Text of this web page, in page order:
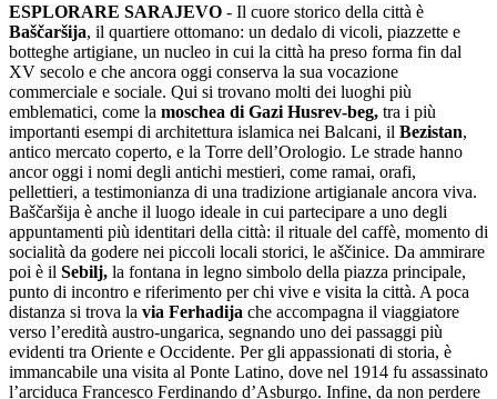
ESPLORARE SARAJEVO - Il cuore storico della città è
Baščaršija, il quartiere ottomano: un dedalo di vicoli, piazzette e
botteghe artigiane, un nucleo in cui la città ha preso forma fin dal
XV secolo e che ancora oggi conserva la sua vocazione
commerciale e sociale. Qui si trovano molti dei luoghi più
emblematici, come la moschea di Gazi Husrev-beg, tra i più
importanti esempi di architettura islamica nei Balcani, il Bezistan,
antico mercato coperto, e la Torre dell’Orologio. Le strade hanno
ancor oggi i nomi degli antichi mestieri, come ramai, orafi,
pellettieri, a testimonianza di una tradizione artigianale ancora viva.
Baščaršija è anche il luogo ideale in cui partecipare a uno degli
appuntamenti più identitari della città: il rituale del caffè, momento di
socialità da godere nei piccoli locali storici, le aščinice. Da ammirare
poi è il Sebilj, la fontana in legno simbolo della piazza principale,
punto di incontro e riferimento per chi vive e visita la città. A poca
distanza si trova la via Ferhadija che accompagna il viaggiatore
verso l’eredità austro-ungarica, segnando uno dei passaggi più
evidenti tra Oriente e Occidente. Per gli appassionati di storia, è
immancabile una visita al Ponte Latino, dove nel 1914 fu assassinato
l’arciduca Francesco Ferdinando d’Asburgo. Infine, da non perdere